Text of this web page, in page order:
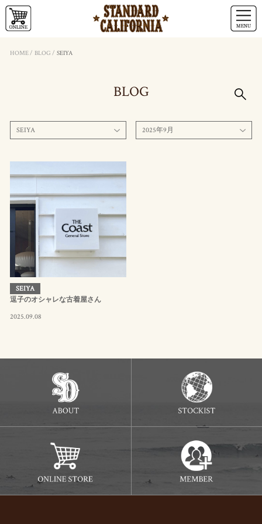
HOME/ BLOG / SEIYA
BLOG
SEIYA 2025年9月
SEIYA
逗子のオシャレな古着屋さん
2025.09.08